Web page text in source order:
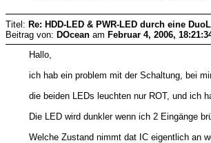
Titel: Re: HDD-LED & PWR-LED durch eine
Beitrag von: DOcean am Februar 4, 2006,
Hallo,
ich hab ein problem mit der Schaltung, bei
die beiden LEDs leuchten nur ROT, und ich
Die LED wird dunkler wenn ich 2 Eingänge
Welche Zustand nimmt dat IC eigentlich an